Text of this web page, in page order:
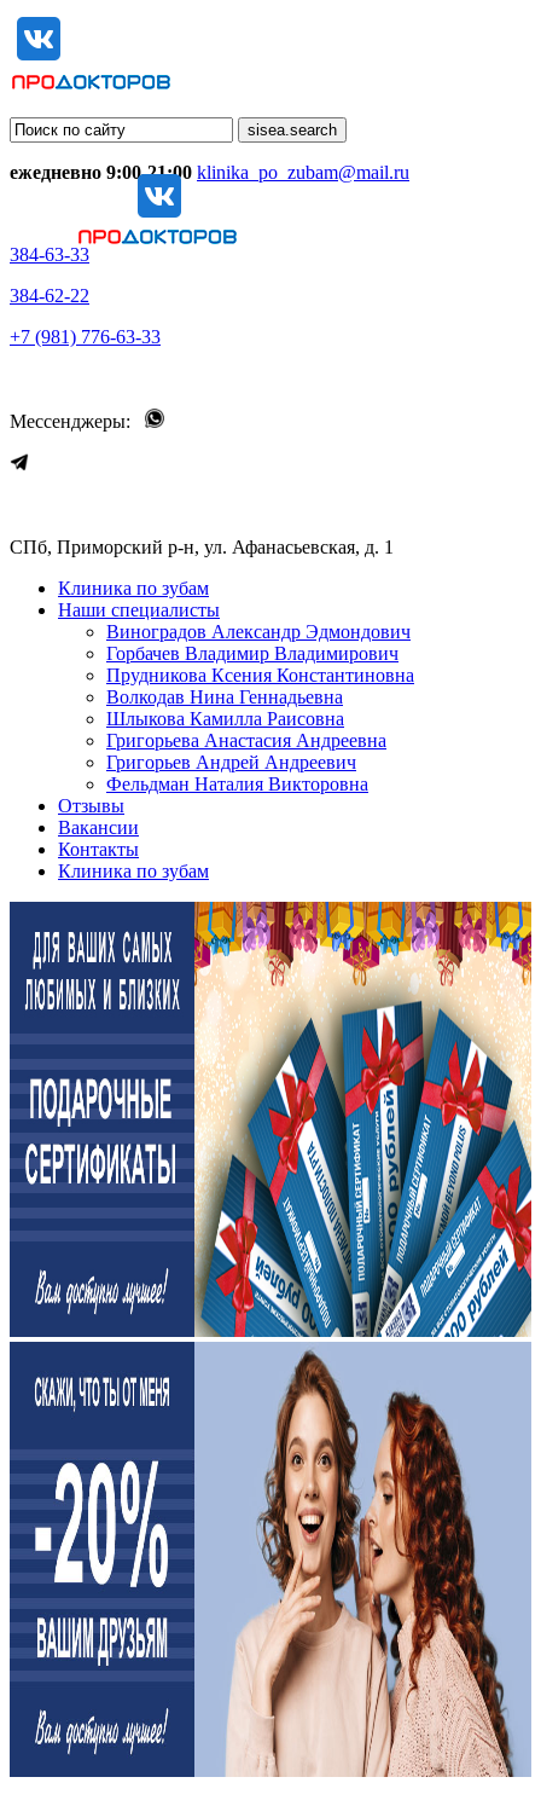
ежедневно 9:00-21:00 klinika_po_zubam@mail.ru
384-63-33
384-62-22
+7 (981) 776-63-33
Мессенджеры:
СПб, Приморский р-н, ул. Афанасьевская, д. 1
Клиника по зубам
Наши специалисты
Виноградов Александр Эдмондович
Горбачев Владимир Владимирович
Прудникова Ксения Константиновна
Волкодав Нина Геннадьевна
Шлыкова Камилла Раисовна
Григорьева Анастасия Андреевна
Григорьев Андрей Андреевич
Фельдман Наталия Викторовна
Отзывы
Вакансии
Контакты
Клиника по зубам